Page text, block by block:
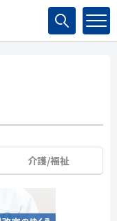
介護/福祉